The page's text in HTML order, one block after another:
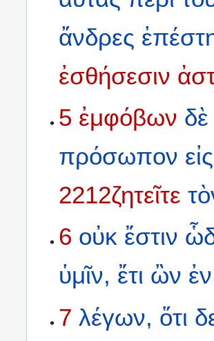
ἄνδρες
ἐσθήσεσιν
5 ἐμφόβων δὲ
πρόσωπον εἰς
2212ζητεῖτε
6 οὐκ ἔστιν
ὑμῖν, ἔτι ὢν ἐν
7 λέγων, ὅτι